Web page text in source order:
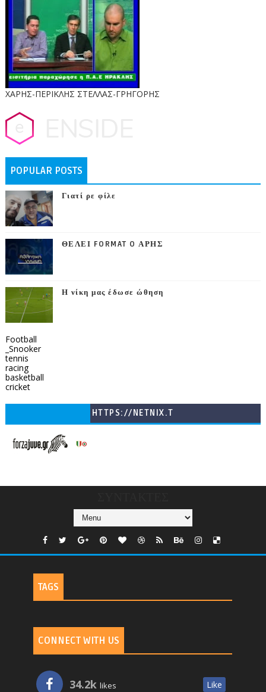
ΧΑΡΗΣ-ΠΕΡΙΚΛΗΣ ΣΤΕΛΛΑΣ-ΓΡΗΓΟΡΗΣ
POPULAR POSTS
Γιατί ρε φίλε
ΘΕΛΕΙ FORMAT O ΑΡΗΣ
Η νίκη μας έδωσε ώθηση
Football
_Snooker
tennis
racing
basketball
cricket
HTTPS://NETNIX.T
TAGS
CONNECT WITH US
34.2k likes Like